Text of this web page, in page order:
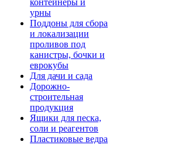
контейнеры и
урны
Поддоны для сбора
и локализации
проливов под
канистры, бочки и
еврокубы
Для дачи и сада
Дорожно-
строительная
продукция
Ящики для песка,
соли и реагентов
Пластиковые ведра